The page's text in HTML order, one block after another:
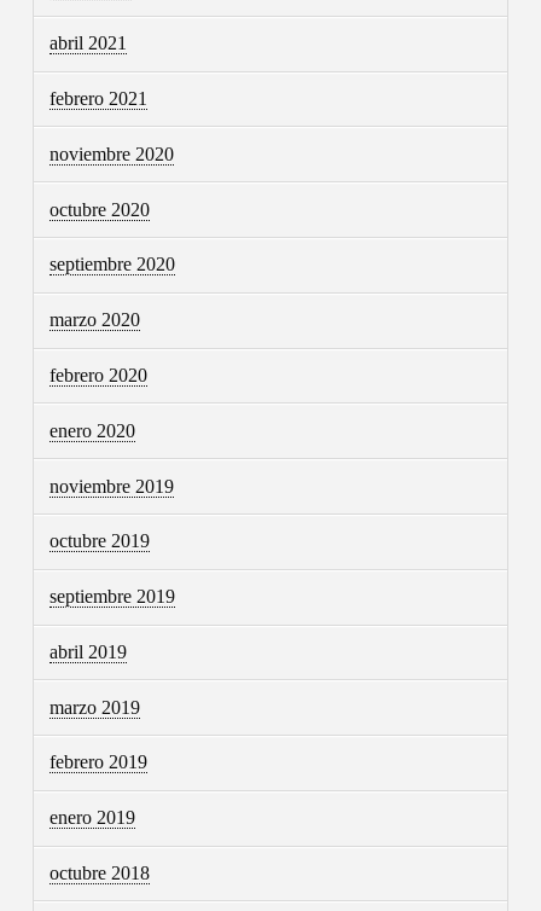
abril 2021
febrero 2021
noviembre 2020
octubre 2020
septiembre 2020
marzo 2020
febrero 2020
enero 2020
noviembre 2019
octubre 2019
septiembre 2019
abril 2019
marzo 2019
febrero 2019
enero 2019
octubre 2018